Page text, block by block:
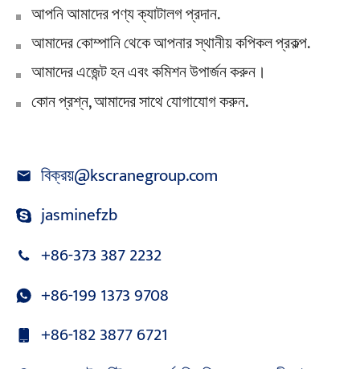
আপনি আমাদের পণ্য ক্যাটালগ প্রদান.
আমাদের কোম্পানি থেকে আপনার স্থানীয় কপিকল প্রকল্প.
আমাদের এজেন্ট হন এবং কমিশন উপার্জন করুন।
কোন প্রশ্ন, আমাদের সাথে যোগাযোগ করুন.
বিক্রয়@kscranegroup.com
jasminefzb
+86-373 387 2232
+86-199 1373 9708
+86-182 3877 6721